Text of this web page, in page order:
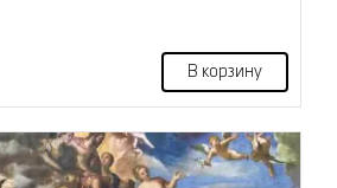
В корзину